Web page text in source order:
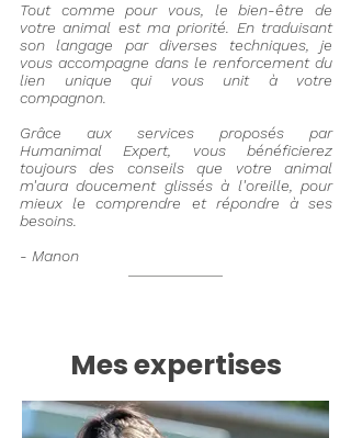
Tout comme pour vous, le bien-être de
votre animal est ma priorité. ​En traduisant
son langage par diverses techniques, je
vous accompagne dans le renforcement du
lien unique qui vous unit à votre
compagnon.
Grâce aux services proposés par
Humanimal Expert, vous bénéficierez
toujours des conseils que votre animal
m'aura doucement glissés à l'oreille, pour
mieux le comprendre et répondre à ses
besoins.
- Manon
Mes expertises